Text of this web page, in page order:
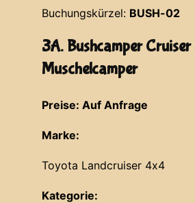
Buchungskürzel: BUSH-02
3A. Bushcamper
Muschelcamper
Preise: Auf Anfrage
Marke:
Toyota Landcruiser 4x4
Kategorie: